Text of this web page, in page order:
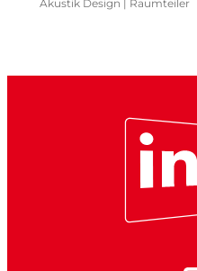
Akustik Design | Raumteiler